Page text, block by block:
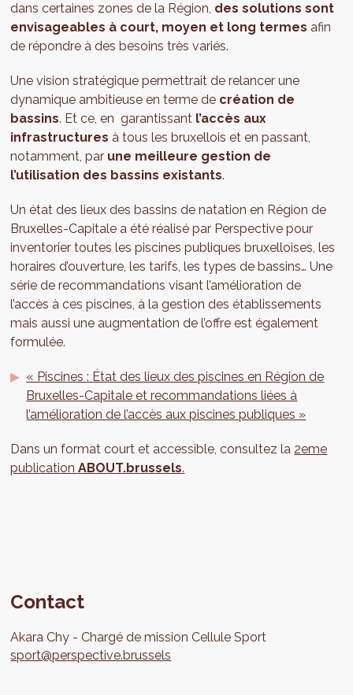
dans certaines zones de la Région, des solutions sont
envisageables à court, moyen et long termes afin
de répondre à des besoins très variés.
Une vision stratégique permettrait de relancer une
dynamique ambitieuse en terme de création de
bassins. Et ce, en garantissant l’accès aux
infrastructures à tous les bruxellois et en passant,
notamment, par une meilleure gestion de
l’utilisation des bassins existants.
Un état des lieux des bassins de natation en Région de
Bruxelles-Capitale a été réalisé par Perspective pour
inventorier toutes les piscines publiques bruxelloises, les
horaires d’ouverture, les tarifs, les types de bassins… Une
série de recommandations visant l’amélioration de
l’accès à ces piscines, à la gestion des établissements
mais aussi une augmentation de l’offre est également
formulée.
« Piscines : État des lieux des piscines en Région de
Bruxelles-Capitale et recommandations liées à
l’amélioration de l’accès aux piscines publiques »
Dans un format court et accessible, consultez la 2eme
publicationABOUT.brussels.
Contact
Akara Chy
Chargé de mission Cellule Sport
sport@perspective.brussels